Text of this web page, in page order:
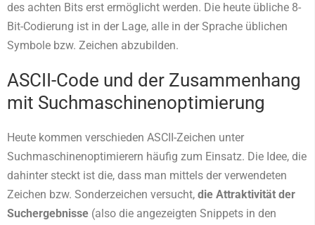
des achten Bits erst ermöglicht werden. Die heute übliche 8-
Bit-Codierung ist in der Lage, alle in der Sprache üblichen
Symbole bzw. Zeichen abzubilden.
ASCII-Code und der Zusammenhang
mit Suchmaschinenoptimierung
Heute kommen verschieden ASCII-Zeichen unter
Suchmaschinenoptimierern häufig zum Einsatz. Die Idee, die
dahinter steckt ist die, dass man mittels der verwendeten
Zeichen bzw. Sonderzeichen versucht, die Attraktivität der
Suchergebnisse (also die angezeigten Snippets in den